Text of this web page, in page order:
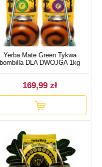
Yerba Mate Green Tykwa
bombilla DLA DWOJGA 1kg
169,99 zł